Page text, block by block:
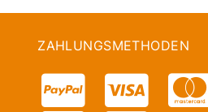
ZAHLUNGSMETHODEN